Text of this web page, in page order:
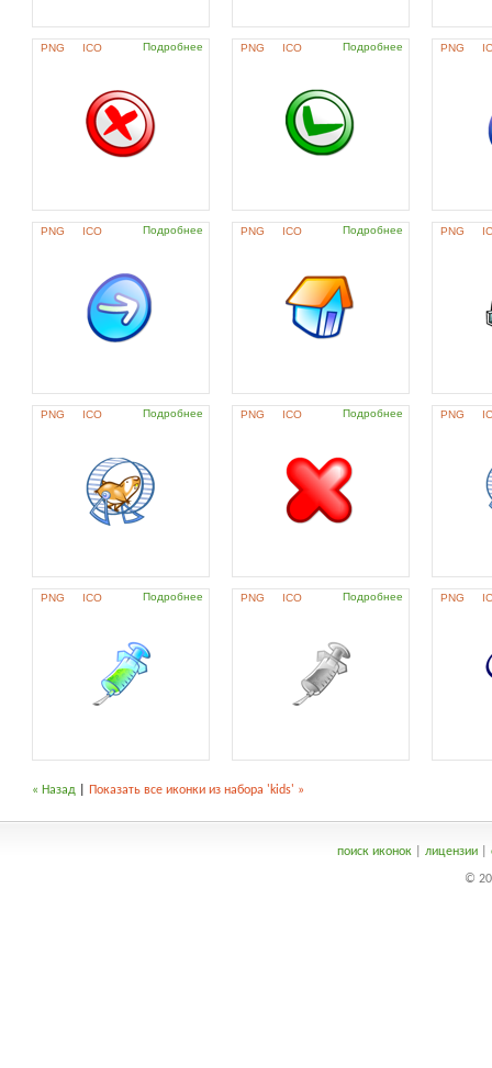
PNG ICO Подробнее PNG ICO Подробнее PNG
PNG ICO Подробнее PNG ICO Подробнее PNG
PNG ICO Подробнее PNG ICO Подробнее PNG
PNG ICO Подробнее PNG ICO Подробнее PNG
« Назад Показать все иконки из набора 'kids' »
поиск иконок| лицензии|
©